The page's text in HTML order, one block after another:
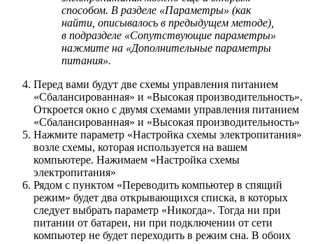
способом. В разделе «Параметры» (как
найти, описывалось в предыдущем методе),
в подразделе «Сопутствующие параметры»
нажмите на «Дополнительные параметры
питания».
Перед вами будут две схемы управления питанием
«Сбалансированная» и «Высокая производительность».
Откроется окно с двумя схемами управления питанием
«Сбалансированная» и «Высокая производительность»
Нажмите параметр «Настройка схемы электропитания»
возле схемы, которая используется на вашем
компьютере. Нажимаем «Настройка схемы
электропитания»
Рядом с пунктом «Переводить компьютер в спящий
режим» будет два открывающихся списка, в которых
следует выбрать параметр «Никогда». Тогда ни при
питании от батареи, ни при подключении от сети
компьютер не будет переходить в режим сна. В обоих